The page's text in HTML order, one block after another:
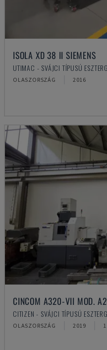
ISOLA XD 38 II SIEMENS
UTIMAC - SVÁJCI TÍPUSÚ
OLASZORSZÁG 2016
CINCOM A320-VII MOD.
CITIZEN - SVÁJCI TÍPUSÚ
OLASZORSZÁG 2019